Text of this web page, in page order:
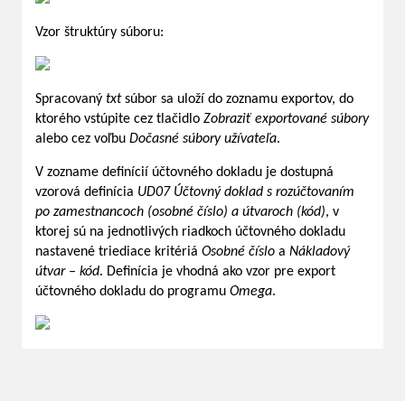
Vzor štruktúry súboru:
Spracovaný txtsúbor sa uloží do zoznamu exportov, do
ktorého vstúpite cez tlačidlo Zobraziť exportované súbory
alebo cez voľbu Dočasné súbory užívateľa.
V zozname definícií účtovného dokladu je dostupná
vzorová definícia UD07 Účtovný doklad s rozúčtovaním
po zamestnancoch (osobné číslo) a útvaroch (kód), v
ktorej sú na jednotlivých riadkoch účtovného dokladu
nastavené triediace kritériá Osobné číslo a Nákladový
útvar – kód. Definícia je vhodná ako vzor pre export
účtovného dokladu do programu Omega.